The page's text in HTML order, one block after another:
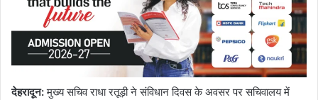
देहरादून:मुख्य सचिव राधा रतूड़ी ने संविधान दिवस के अवसर पर सचिवालय में